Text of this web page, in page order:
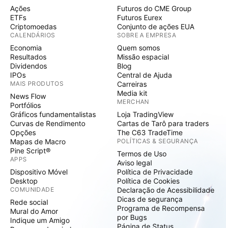
Ações
ETFs
Criptomoedas
CALENDÁRIOS
Economia
Resultados
Dividendos
IPOs
MAIS PRODUTOS
News Flow
Portfólios
Gráficos fundamentalistas
Curvas de Rendimento
Opções
Mapas de Macro
Pine Script®
APPS
Dispositivo Móvel
Desktop
COMUNIDADE
Rede social
Mural do Amor
Indique um Amigo
Futuros do CME Group
Futuros Eurex
Conjunto de ações EUA
SOBRE A EMPRESA
Quem somos
Missão espacial
Blog
Central de Ajuda
Carreiras
Media kit
MERCHAN
Loja TradingView
Cartas de Tarô para traders
The C63 TradeTime
POLÍTICAS & SEGURANÇA
Termos de Uso
Aviso legal
Política de Privacidade
Política de Cookies
Declaração de Acessibilidade
Dicas de segurança
Programa de Recompensa
por Bugs
Página de Status